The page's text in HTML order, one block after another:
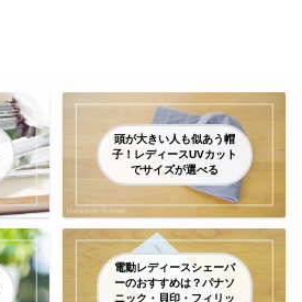
頭が大きい人も似あう帽
子！レディースUVカット
でサイズが選べる
電動レディースシェーバ
ーのおすすめは？パナソ
ニック・貝印・フィリッ